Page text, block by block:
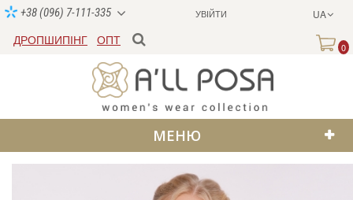
УВІЙТИ UA
+38 (096) 7-111-335
ДРОПШИПІНГ ОПТ
0
МЕНЮ